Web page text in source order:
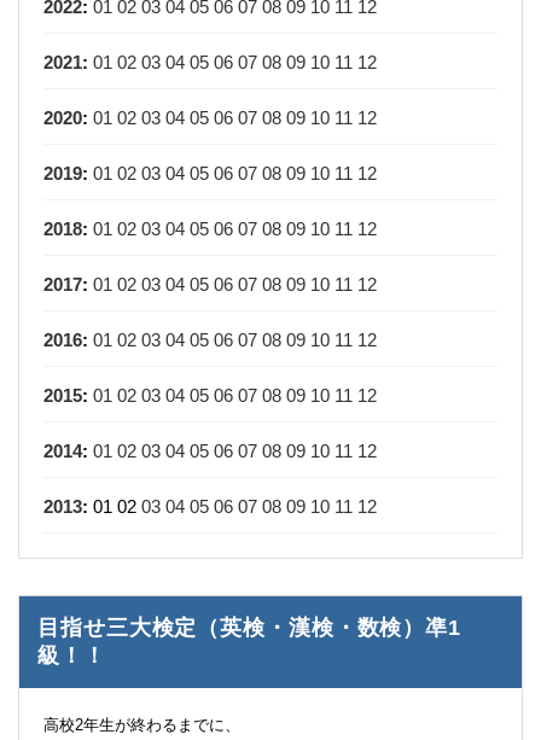
2022: 01 02 03 04 05 06 07 08 09 10 11 12
2021: 01 02 03 04 05 06 07 08 09 10 11 12
2020: 01 02 03 04 05 06 07 08 09 10 11 12
2019: 01 02 03 04 05 06 07 08 09 10 11 12
2018: 01 02 03 04 05 06 07 08 09 10 11 12
2017: 01 02 03 04 05 06 07 08 09 10 11 12
2016: 01 02 03 04 05 06 07 08 09 10 11 12
2015: 01 02 03 04 05 06 07 08 09 10 11 12
2014: 01 02 03 04 05 06 07 08 09 10 11 12
2013: 01 02 03 04 05 06 07 08 09 10 11 12
目指せ三大検定（英検・漢検・数検）凖1
級！！
高校2年生が終わるまでに、